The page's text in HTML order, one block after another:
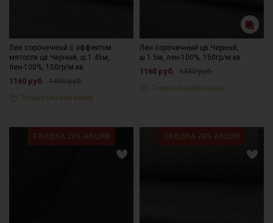
Лен сорочечный с эффектом
мятости цв.Черный, ш.1.45м,
лен-100%, 150гр/м.кв
1160 руб. 1450 руб.
Только онлайн-заказ
Лен сорочечный цв.Черный,
ш.1.5м, лен-100%, 150гр/м.кв
1160 руб. 1450 руб.
Только онлайн-заказ